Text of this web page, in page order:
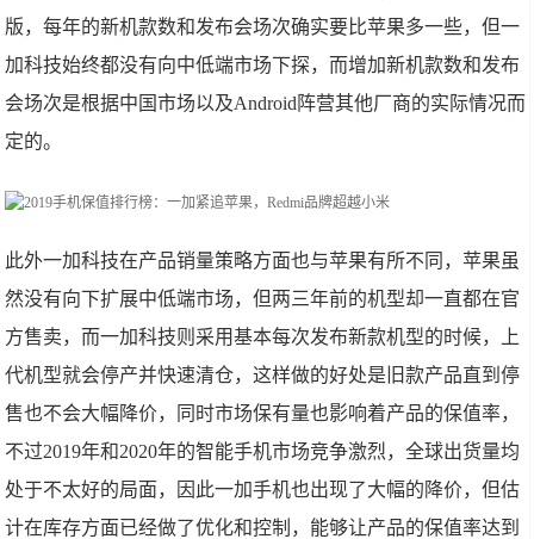
版，每年的新机款数和发布会场次确实要比苹果多一些，但一
加科技始终都没有向中低端市场下探，而增加新机款数和发布
会场次是根据中国市场以及Android阵营其他厂商的实际情况而
定的。
此外一加科技在产品销量策略方面也与苹果有所不同，苹果虽
然没有向下扩展中低端市场，但两三年前的机型却一直都在官
方售卖，而一加科技则采用基本每次发布新款机型的时候，上
代机型就会停产并快速清仓，这样做的好处是旧款产品直到停
售也不会大幅降价，同时市场保有量也影响着产品的保值率，
不过2019年和2020年的智能手机市场竞争激烈，全球出货量均
处于不太好的局面，因此一加手机也出现了大幅的降价，但估
计在库存方面已经做了优化和控制，能够让产品的保值率达到